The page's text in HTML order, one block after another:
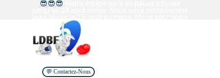
Aller au contenu
😎😎😎
confiance et votre collaboration. Bel été à tous.
💬 Contactez-Nous